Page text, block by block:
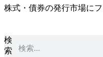
コ
ン
ツ
株式・債券の発行市場に
検
索